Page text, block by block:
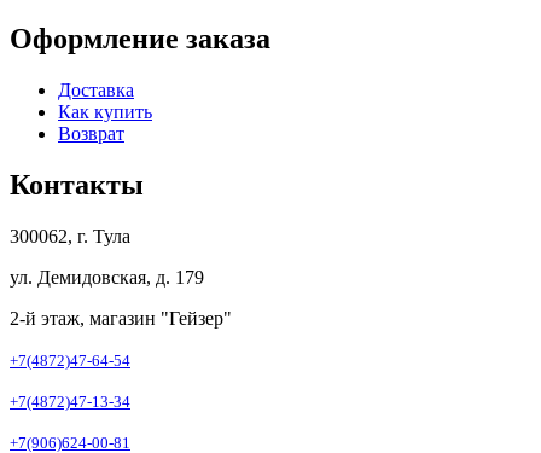
Оформление заказа
Доставка
Как купить
Возврат
Контакты
300062, г. Тула
ул. Демидовская, д. 179
2-й этаж, магазин "Гейзер"
+7(4872)47-64-54
+7(4872)47-13-34
+7(906)624-00-81